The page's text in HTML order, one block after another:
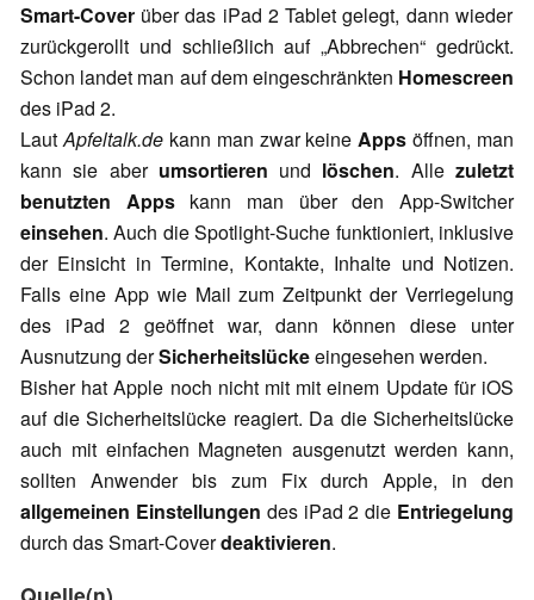
Smart-Cover über das iPad 2 Tablet gelegt, dann wieder
zurückgerollt und schließlich auf „Abbrechen“ gedrückt.
Schon landet man auf dem eingeschränkten Homescreen
des iPad 2.
LautApfeltalk.dekann man zwar keineApps öffnen, man
kann sie aber umsortieren und löschen. Allezuletzt
benutzten Appskann man über den App-Switcher
einsehen. Auch die Spotlight-Suche funktioniert, inklusive
der Einsicht in Termine, Kontakte, Inhalte und Notizen.
Falls eine App wie Mail zum Zeitpunkt der Verriegelung
des iPad 2 geöffnet war, dann können diese unter
Ausnutzung derSicherheitslückeeingesehen werden.
Bisher hat Apple noch nicht mit mit einem Update für iOS
auf die Sicherheitslücke reagiert. Da die Sicherheitslücke
auch mit einfachen Magneten ausgenutzt werden kann,
sollten Anwender bis zum Fix durch Apple, in den
allgemeinen Einstellungen des iPad 2 die Entriegelung
durch das Smart-Coverdeaktivieren.